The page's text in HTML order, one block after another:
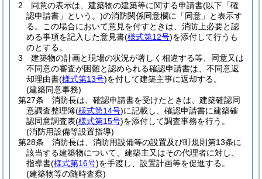
2
同意の表示は、建築物の建築等に関する申請書(以下「確
認申請書」という。)の消防関係同意欄に「同意」と表示す
る。
この場合において意見を付すときは、消防上必要と認
める事項を記入した意見書(様式第12号)を添付して行うも
のとする。
3
建築物の計画と現場の状況が著しく相違する等、同意又は
不同意の審査が困難と認められる確認申請書は、不同意返
却理由書(様式第13号)を付して建築主事に返却する。
(建築同意事務)
第27条
消防長は、確認申請書を受けたときは、建築確認同
意調査整理簿(様式第14号)に記載し、確認申請書に建築確
認同意調査表(様式第15号)を添付して調査事務を行う。
(消防用設備等設置指導)
第28条
消防長は、消防用設備等の設置及び町規則第13条に
該当する建築物について、建築主又はその代理者に対し、
指導書(様式第16号)を手渡し、設置計画等を促進する。
(建築物等の随時査察)